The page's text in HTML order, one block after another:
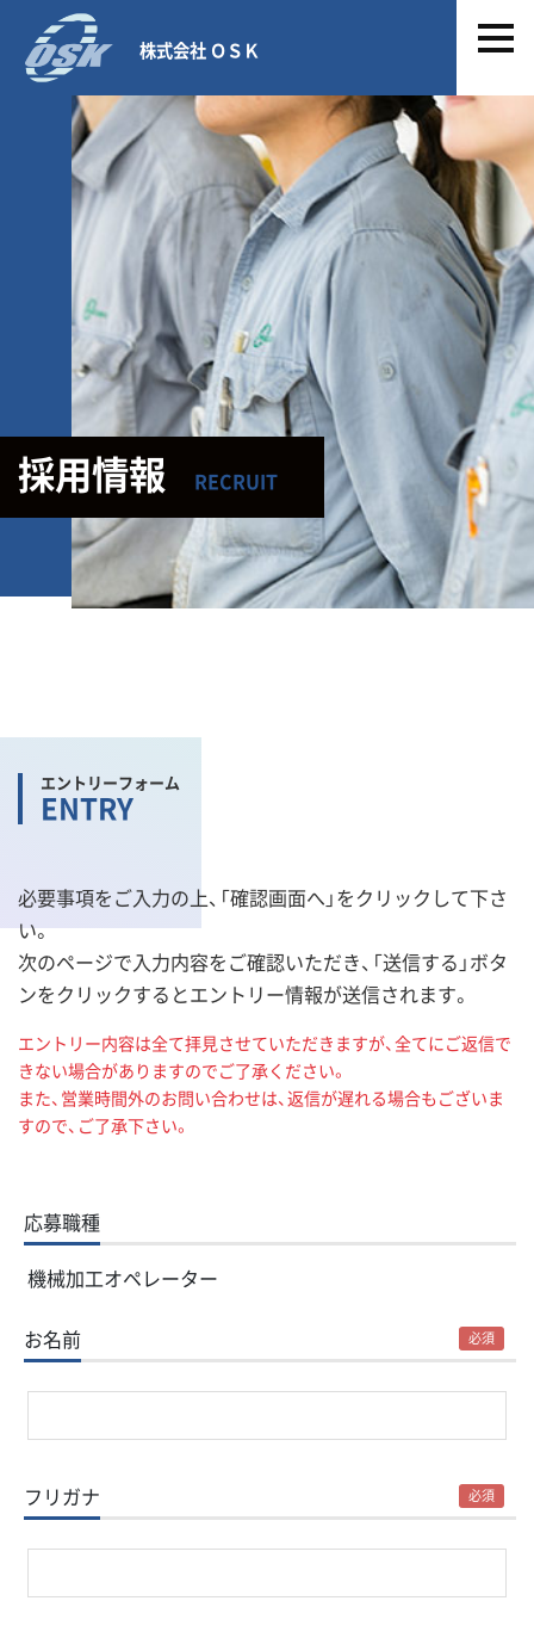
株式会社 ＯＳＫ
採用情報 RECRUIT
エントリーフォーム
ENTRY
必要事項をご入力の上、「確認画面へ」をクリックして下さ
い。
次のページで入力内容をご確認いただき、「送信する」ボタ
ンをクリックするとエントリー情報が送信されます。
エントリー内容は全て拝見させていただきますが、全てにご返信で
きない場合がありますのでご了承ください。
また、営業時間外のお問い合わせは、返信が遅れる場合もございま
すので、ご了承下さい。
応募職種
機械加工オペレーター
必須
お名前
必須
フリガナ